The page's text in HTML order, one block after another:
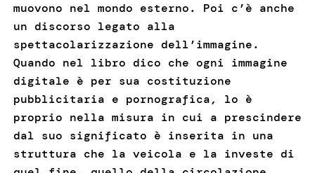
muovono nel mondo esterno. Poi c’è anche
un discorso legato alla
spettacolarizzazione dell’immagine.
Quando nel libro dico che ogni immagine
digitale è per sua costituzione
pubblicitaria e pornografica, lo è
proprio nella misura in cui a prescindere
dal suo significato è inserita in una
struttura che la veicola e la investe di